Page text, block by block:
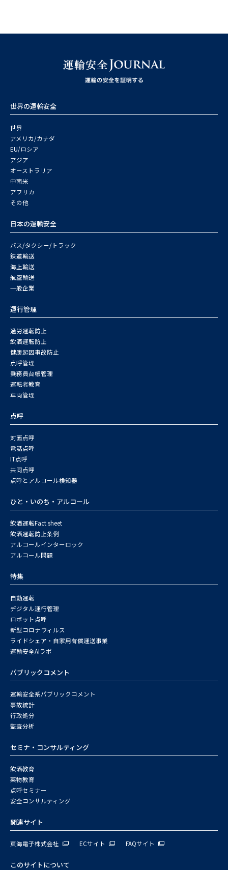
世界の運輸安全
世界
アメリカ/カナダ
EU/ロシア
アジア
オーストラリア
中南米
アフリカ
その他
日本の運輸安全
バス/タクシー/トラック
鉄道輸送
海上輸送
航空輸送
一般企業
運行管理
過労運転防止
飲酒運転防止
健康起因事故防止
点呼管理
乗務員台帳管理
運転者教育
車両管理
点呼
対面点呼
電話点呼
IT点呼
共同点呼
点呼とアルコール検知器
ひと・いのち・アルコール
飲酒運転Fact sheet
飲酒運転防止条例
アルコールインターロック
アルコール問題
特集
自動運転
デジタル運行管理
ロボット点呼
新型コロナウィルス
ライドシェア・自家用有償運送事業
運輸安全AIラボ
パブリックコメント
運輸安全系パブリックコメント
事故統計
行政処分
監査分析
セミナ・コンサルティング
飲酒教育
薬物教育
点呼セミナー
安全コンサルティング
関連サイト
東海電子株式会社 ECサイト FAQサイト
このサイトについて